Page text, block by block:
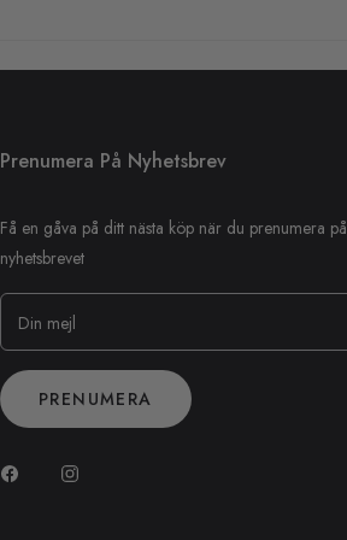
Prenumera På Nyhetsbrev
Få en gåva på ditt nästa köp när du prenumera på
nyhetsbrevet
Din mejl
PRENUMERA